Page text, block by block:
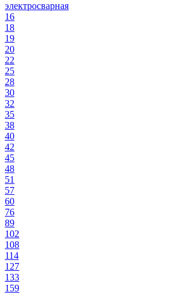
электросварная
16
18
19
20
22
25
28
30
32
35
38
40
42
45
48
51
57
60
76
89
102
108
114
127
133
159